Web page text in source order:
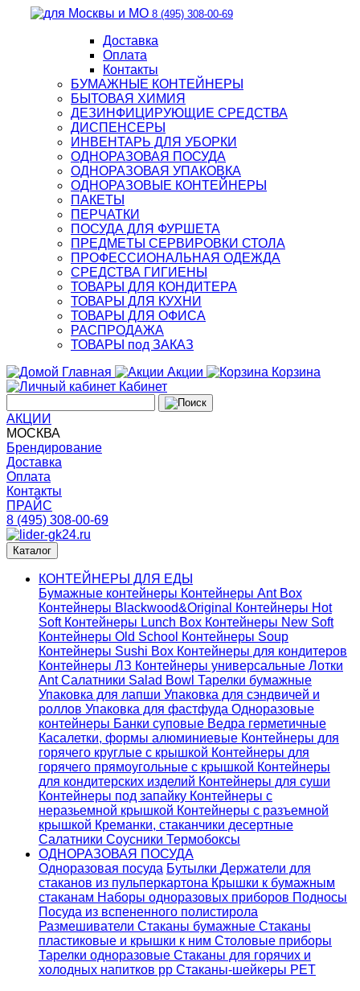
8 (495) 308-00-69
Доставка
Оплата
Контакты
БУМАЖНЫЕ КОНТЕЙНЕРЫ
БЫТОВАЯ ХИМИЯ
ДЕЗИНФИЦИРУЮЩИЕ СРЕДСТВА
ДИСПЕНСЕРЫ
ИНВЕНТАРЬ ДЛЯ УБОРКИ
ОДНОРАЗОВАЯ ПОСУДА
ОДНОРАЗОВАЯ УПАКОВКА
ОДНОРАЗОВЫЕ КОНТЕЙНЕРЫ
ПАКЕТЫ
ПЕРЧАТКИ
ПОСУДА ДЛЯ ФУРШЕТА
ПРЕДМЕТЫ СЕРВИРОВКИ СТОЛА
ПРОФЕССИОНАЛЬНАЯ ОДЕЖДА
СРЕДСТВА ГИГИЕНЫ
ТОВАРЫ ДЛЯ КОНДИТЕРА
ТОВАРЫ ДЛЯ КУХНИ
ТОВАРЫ ДЛЯ ОФИСА
РАСПРОДАЖА
ТОВАРЫ под ЗАКАЗ
Главная
Акции
Корзина
Кабинет
АКЦИИ
МОСКВА
Брендирование
Доставка
Оплата
Контакты
ПРАЙС
8 (495) 308-00-69
Каталог
КОНТЕЙНЕРЫ ДЛЯ ЕДЫ
Бумажные контейнеры Контейнеры Ant Box
Контейнеры Blackwood&Original
Контейнеры Hot
Soft Контейнеры Lunch Box Контейнеры New Soft
Контейнеры Old School Контейнеры Soup
Контейнеры Sushi Box Контейнеры для кондитеров
Контейнеры ЛЗ Контейнеры универсальные Лотки
AntСалатники Salad Bowl Тарелки бумажные
Упаковка для лапши Упаковка для сэндвичей и
роллов Упаковка для фастфуда Одноразовые
контейнеры Банки суповые Ведра герметичные
Касалетки, формы алюминиевые Контейнеры для
горячего круглые с крышкой Контейнеры для
горячего прямоугольные с крышкой Контейнеры
для кондитерских изделий Контейнеры для суши
Контейнеры под запайку Контейнеры с
неразьемной крышкой Контейнеры с разъемной
крышкой Креманки, стаканчики десертные
Салатники Соусники Термобоксы
ОДНОРАЗОВАЯ ПОСУДА
Одноразовая посуда Бутылки Держатели для
стаканов из пульперкартона Крышки к бумажным
стаканам Наборы одноразовых приборов Подносы
Посуда из вспененного полистирола
Размешиватели Стаканы бумажные Стаканы
пластиковые и крышки к ним Столовые приборы
Тарелки одноразовые Стаканы для горячих и
холодных напитков pp Стаканы-шейкеры PET